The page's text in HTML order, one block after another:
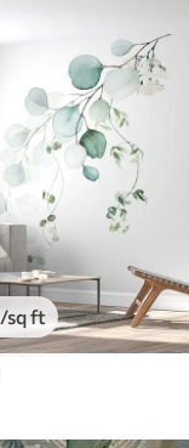
/sq ft